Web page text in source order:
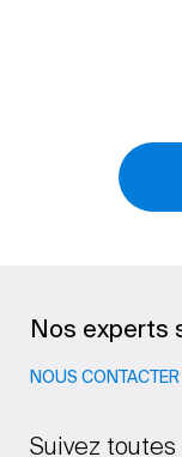
Nos experts
NOUS CONTACTER
Suivez